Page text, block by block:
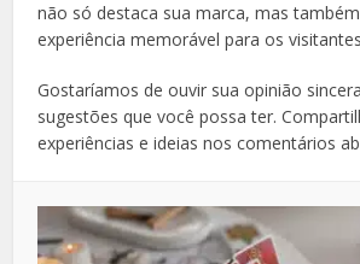
não só destaca sua marca, mas
experiência memorável para os
Gostaríamos de ouvir sua opinião
sugestões que você possa ter.
experiências e ideias nos comentários